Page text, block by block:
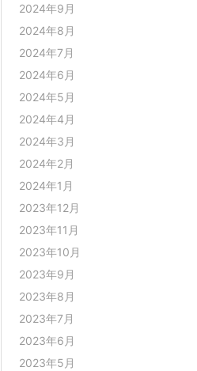
2024年9月
2024年8月
2024年7月
2024年6月
2024年5月
2024年4月
2024年3月
2024年2月
2024年1月
2023年12月
2023年11月
2023年10月
2023年9月
2023年8月
2023年7月
2023年6月
2023年5月